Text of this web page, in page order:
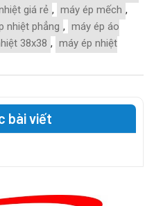
giá rẻ , máy ép mếch ,
nhiệt phẳng , máy ép áo
38x38 , máy ép nhiệt
bài viết